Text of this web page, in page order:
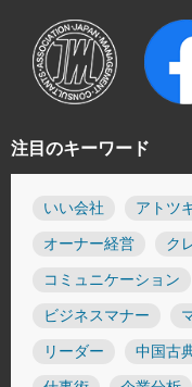
注目のキーワード
いい会社 アトツ
オーナー経営 ク
コミュニケーション
ビジネスマナー
リーダー 中国古